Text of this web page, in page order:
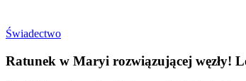
Świadectwo
Ratunek w Maryi rozwiązującej węzły!